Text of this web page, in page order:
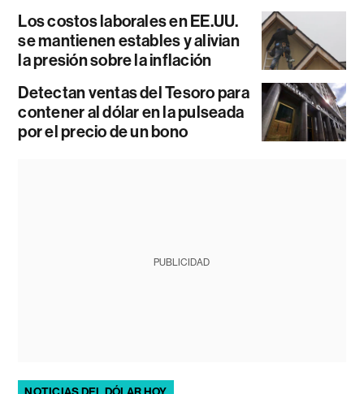
Los costos laborales en EE.UU.
se mantienen estables y alivian
la presión sobre la inflación
Detectan ventas del Tesoro para
contener al dólar en la pulseada
por el precio de un bono
PUBLICIDAD